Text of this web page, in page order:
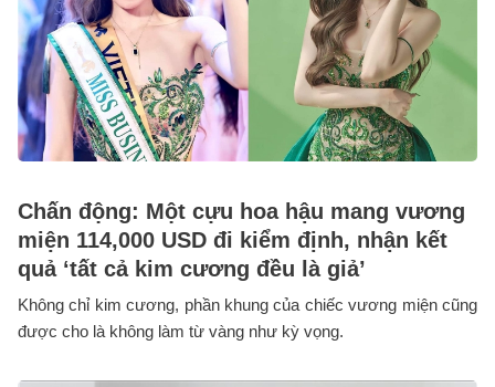
Chấn động: Một cựu hoa hậu mang vương
miện 114,000 USD đi kiểm định, nhận kết
quả ‘tất cả kim cương đều là giả’
Không chỉ kim cương, phần khung của chiếc vương miện cũng
được cho là không làm từ vàng như kỳ vọng.